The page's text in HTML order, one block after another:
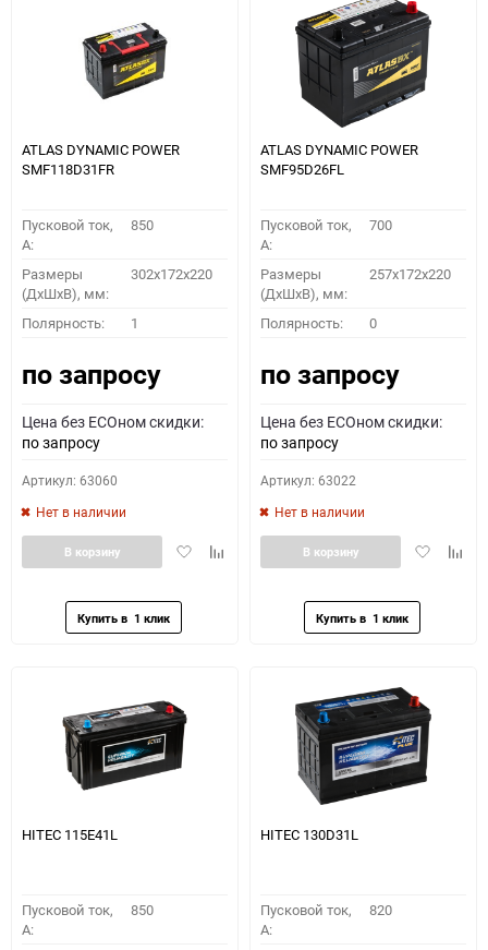
ATLAS DYNAMIC POWER
SMF118D31FR
Пусковой ток,
A:
850
Размеры
(ДхШхВ), мм:
302x172x220
Полярность: 1
по запросу
Цена без ECOном скидки:
по запросу
Артикул: 63060
Нет в наличии
ДобавитьДобавить
В корзину
ATLAS DYNAMIC POWER
SMF95D26FL
Пусковой ток,
A:
700
Размеры
(ДхШхВ), мм:
257x172x220
Полярность: 0
по запросу
Цена без ECOном скидки:
по запросу
Артикул: 63022
Нет в наличии
Добавить
В корзину
HITEC 115E41L
Пусковой ток,
A:
850
HITEC 130D31L
Пусковой ток,
A:
820